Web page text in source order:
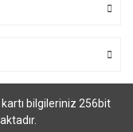
kartı bilgileriniz 256bit